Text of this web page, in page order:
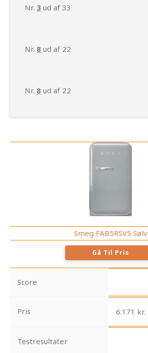
Nr. 3 ud af 33
Nr. 8 ud af 22
Nr. 8 ud af 22
Smeg FAB5RSV5 Sølv
Gå Til Pris
Score
Pris 6.171 kr.
Testresultater